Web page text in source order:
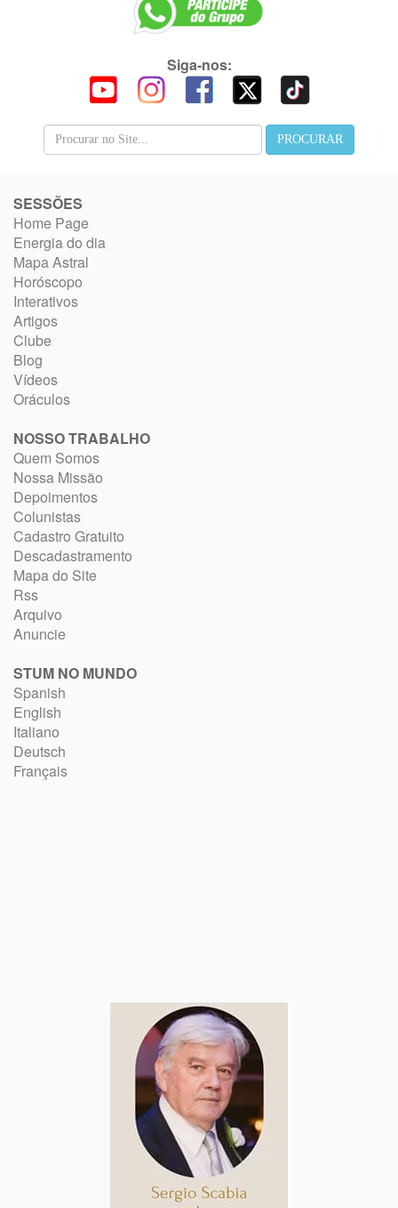
Siga-nos:
SESSÕES
Home Page
Energia do dia
Mapa Astral
Horóscopo
Interativos
Artigos
Clube
Blog
Vídeos
Oráculos
NOSSO TRABALHO
Quem Somos
Nossa Missão
Depoimentos
Colunistas
Cadastro Gratuito
Descadastramento
Mapa do Site
Rss
Arquivo
Anuncie
STUM NO MUNDO
Spanish
English
Italiano
Deutsch
Français